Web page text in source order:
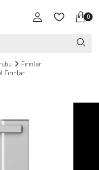
0
Fırınlar
Fırınlar